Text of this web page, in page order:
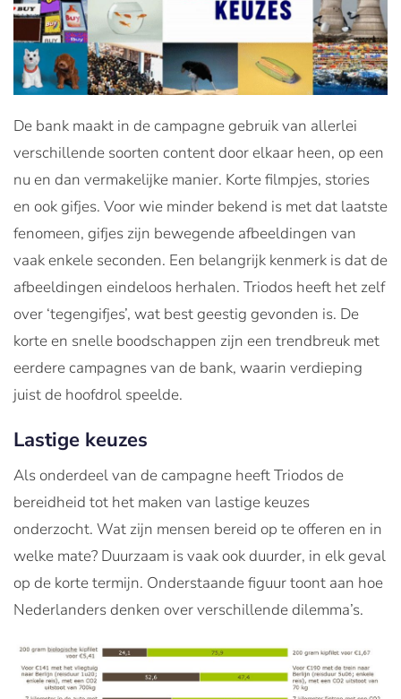
De bank maakt in de campagne gebruik van allerlei
verschillende soorten content door elkaar heen, op een
nu en dan vermakelijke manier. Korte filmpjes, stories
en ook gifjes. Voor wie minder bekend is met dat laatste
fenomeen, gifjes zijn bewegende afbeeldingen van
vaak enkele seconden. Een belangrijk kenmerk is dat de
afbeeldingen eindeloos herhalen. Triodos heeft het zelf
over ‘tegengifjes’, wat best geestig gevonden is. De
korte en snelle boodschappen zijn een trendbreuk met
eerdere campagnes van de bank, waarin verdieping
juist de hoofdrol speelde.
Lastige keuzes
Als onderdeel van de campagne heeft Triodos de
bereidheid tot het maken van lastige keuzes
onderzocht. Wat zijn mensen bereid op te offeren en in
welke mate? Duurzaam is vaak ook duurder, in elk geval
op de korte termijn. Onderstaande figuur toont aan hoe
Nederlanders denken over verschillende dilemma’s.